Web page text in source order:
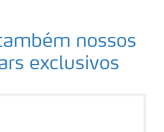
nossos
exclusivos